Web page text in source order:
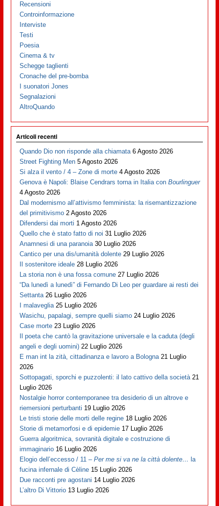
Recensioni
Controinformazione
Interviste
Testi
Poesia
Cinema & tv
Schegge taglienti
Cronache del pre-bomba
I suonatori Jones
Segnalazioni
AltroQuando
Articoli recenti
Quando Dio non risponde alla chiamata 6 Agosto 2026
Street Fighting Men 5 Agosto 2026
Si alza il vento / 4 – Zone di morte 4 Agosto 2026
Genova è Napoli: Blaise Cendrars torna in Italia conBourlinguer
4 Agosto 2026
Dal modernismo all’attivismo femminista: la risemantizzazione
del primitivismo 2 Agosto 2026
Difendersi dai morti 1 Agosto 2026
Quello che è stato fatto di noi 31 Luglio 2026
Anamnesi di una paranoia 30 Luglio 2026
Cantico per una dis/umanità dolente 29 Luglio 2026
Il sostenitore ideale 28 Luglio 2026
La storia non è una fossa comune 27 Luglio 2026
“Da lunedì a lunedì” di Fernando Di Leo per guardare ai resti dei
Settanta 26 Luglio 2026
I malaveglia 25 Luglio 2026
Wasichu, papalagi, sempre quelli siamo 24 Luglio 2026
Case morte 23 Luglio 2026
Il poeta che cantò la gravitazione universale e la caduta (degli
angeli e degli uomini) 22 Luglio 2026
E man int la zità, cittadinanza e lavoro a Bologna 21 Luglio
2026
Sottopagati, sporchi e puzzolenti: il lato cattivo della società 21
Luglio 2026
Nostalgie horror contemporanee tra desiderio di un altrove e
riemersioni perturbanti 19 Luglio 2026
Le tristi storie delle morti delle regine 18 Luglio 2026
Storie di metamorfosi e di epidemie 17 Luglio 2026
Guerra algoritmica, sovranità digitale e costruzione di
immaginario 16 Luglio 2026
Elogio dell’eccesso / 11 –Per me si va ne la città dolente… la
fucina infernale di Cèline 15 Luglio 2026
Due racconti pre agostani 14 Luglio 2026
L’altro Di Vittorio 13 Luglio 2026